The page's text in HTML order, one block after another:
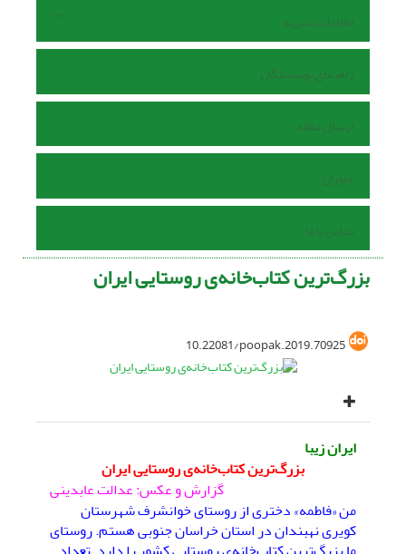
اطلاعات نشریه
راهنمای نویسندگان
ارسال مقاله
داوران
تماس با ما
بزرگ‌ترین کتاب‌خانه‌ی روستایی ایران
10.22081/poopak.2019.70925
ایران زیبا
بزرگ‌ترین کتاب‌خانه‌ی روستایی ایران
گزارش و عکس: عدالت عابدینی
من «فاطمه» دختری از روستای خوانشرف شهرستان
کویری نهبندان در استان خراسان جنوبی هستم. روستای